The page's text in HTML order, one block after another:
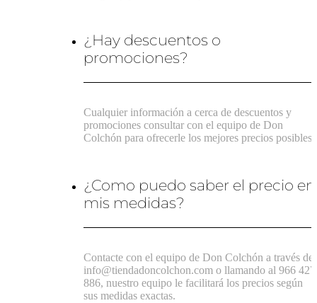
¿Hay descuentos o
promociones?
Cualquier información a cerca de descuentos y
promociones consultar con el equipo de Don
Colchón para ofrecerle los mejores precios posibles.
¿Como puedo saber el precio en
mis medidas?
Contacte con el equipo de Don Colchón a través de
info@tiendadoncolchon.com o llamando al 966 427
886, nuestro equipo le facilitará los precios según
sus medidas exactas.